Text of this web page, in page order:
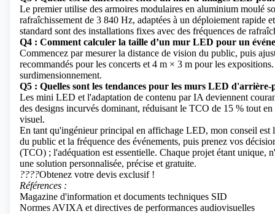
Le premier utilise des armoires modulaires en aluminium moulé
rafraîchissement de 3 840 Hz, adaptées à un déploiement rapide
standard sont des installations fixes avec des fréquences de
Q4 : Comment calculer la taille d’un mur LED pour un
Commencez par mesurer la distance de vision du public, puis
recommandés pour les concerts et 4 m × 3 m pour les
surdimensionnement.
Q5 : Quelles sont les tendances pour les murs LED d'arrière-
Les mini LED et l'adaptation de contenu par IA deviennent
des designs incurvés dominant, réduisant le TCO de 15 % tout
visuel.
En tant qu'ingénieur principal en affichage LED, mon conseil
du public et la fréquence des événements, puis prenez vos
(TCO) ; l'adéquation est essentielle. Chaque projet étant unique,
une solution personnalisée, précise et gratuite.
????Obtenez votre devis exclusif !
Références :
Magazine d'information et documents techniques SID
Normes AVIXA et directives de performances audiovisuelles